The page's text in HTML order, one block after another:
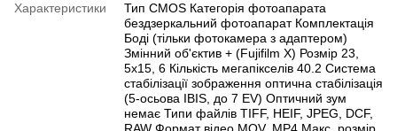
Характеристики
Тип CMOS Категорія фотоапарата
бездзеркальний фотоапарат Комплектація
Боді (тільки фотокамера з адаптером)
Змінний об'єктив + (Fujifilm X) Розмір 23,
5x15, 6 Кількість мегапікселів 40.2 Система
стабілізації зображення оптична стабілізація
(5-осьова IBIS, до 7 EV) Оптичний зум
немає Типи файлів TIFF, HEIF, JPEG, DCF,